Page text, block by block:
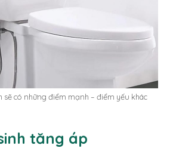
sẽ có những điểm mạnh – điểm yếu khác
tăng áp